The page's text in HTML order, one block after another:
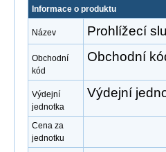
Informace o produktu
Název Prohlížecí
Obchodní
kód
Obchodní
Výdejní
jednotka
Výdejní
Cena za
jednotku